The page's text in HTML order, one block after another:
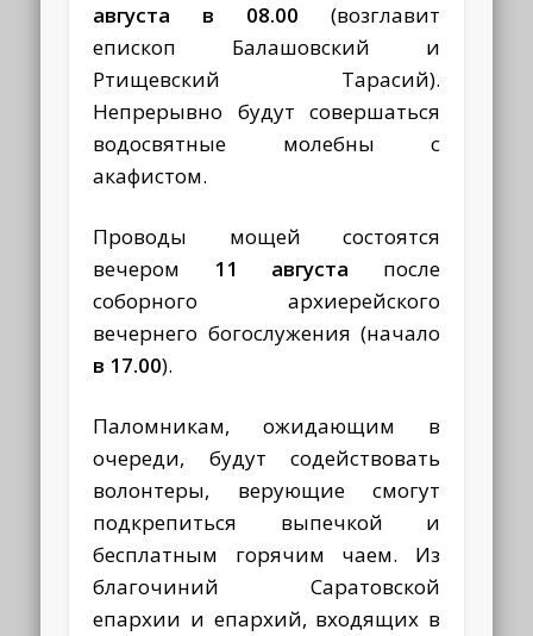
августа в 08.00 (возглавит
епископ Балашовский и
Ртищевский Тарасий).
Непрерывно будут совершаться
водосвятные молебны с
акафистом.
Проводы мощей состоятся
вечером 11 августа после
соборного архиерейского
вечернего богослужения (начало
в 17.00).
Паломникам, ожидающим в
очереди, будут содействовать
волонтеры, верующие смогут
подкрепиться выпечкой и
бесплатным горячим чаем. Из
благочиний Саратовской
епархии и епархий, входящих в